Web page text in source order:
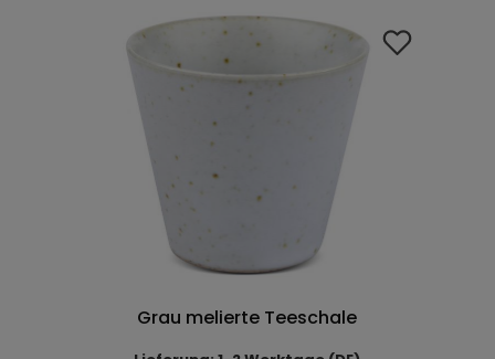
Grau melierte Teeschale